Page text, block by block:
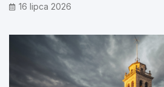
16 lipca 2026